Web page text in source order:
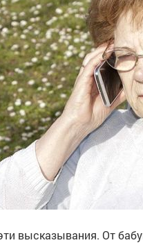
высказывания. От